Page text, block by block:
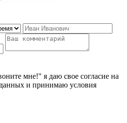
мне!" я даю свое согласие на
и принимаю условия